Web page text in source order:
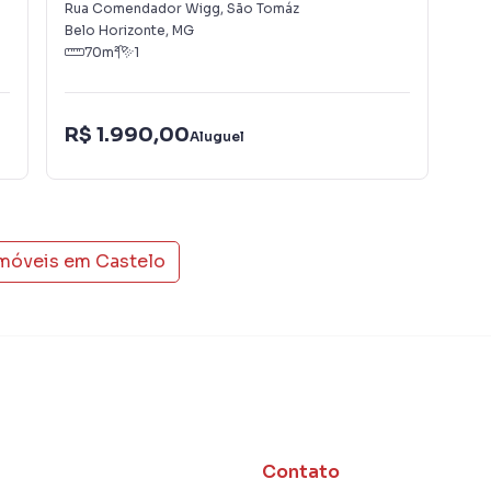
podem sofrer alterações sem aviso prévio.
Belo Horizonte mesmo não estando na cidade e com
computador ou smartphone. Nós criamos soluções
Rua Comendador Wigg, São Tomáz
Belo Horizonte, MG
70m² 1
R$ 1.990,00Aluguel
em Castelo
Contato